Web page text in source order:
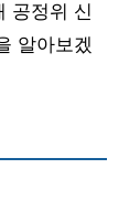
공정위 신
알아보겠